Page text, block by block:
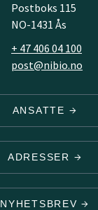
Postboks 115
NO-1431 Ås
+ 47 406 04 100
post@nibio.no
ANSATTE
ADRESSER
NYHETSBREV